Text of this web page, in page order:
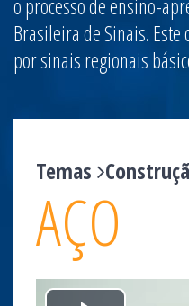
o processo de ensino-
Brasileira de Sinais.
por sinais regionais
Temas
AÇO